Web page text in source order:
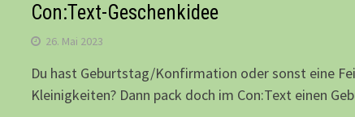
Con:Text-Geschenkidee
26. Mai 2023
Du hast Geburtstag/Konfirmation oder sonst eine
Kleinigkeiten? Dann pack doch im Con:Text einen